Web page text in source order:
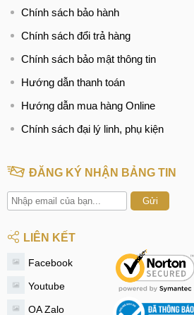
Chính sách bảo hành
Chính sách đổi trả hàng
Chính sách bảo mật thông tin
Hướng dẫn thanh toán
Hướng dẫn mua hàng Online
Chính sách đại lý linh, phụ kiện
ĐĂNG KÝ NHẬN BẢNG TIN
Gửi
LIÊN KẾT
Facebook
Youtube
OA Zalo